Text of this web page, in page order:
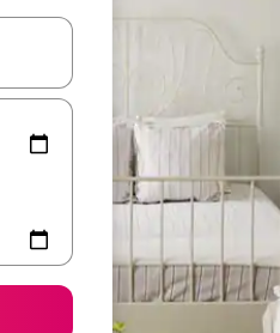
je een keuze met je de